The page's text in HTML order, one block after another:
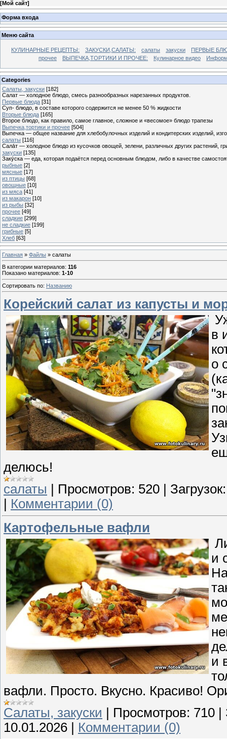
[Мой сайт]
Форма входа
Меню сайта
КУЛИНАРНЫЕ РЕЦЕПТЫ: ЗАКУСКИ,САЛАТЫ: салаты закуски
ПЕРВЫЕ
прочее
ВЫПЕЧКА,ТОРТИКИ И ПРОЧЕЕ: Кулинарное видео
Categories
Cалаты, закуски [182]
Салат — холодное блюдо, смесь разнообразных нарезанных продуктов.
Первые блюда [31]
Суп- блюдо, в составе которого содержится не менее 50 % жидкости
Вторые блюда [165]
Второе блюдо, как правило, самое главное, сложное и «весомое» блюдо трапезы
Выпечка,тортики и прочее [504]
Выпечка — общее название для хлебобулочных изделий и кондитерских изделий,
салаты [116]
Сала́т — холодное блюдо из кусочков овощей, зелени, различных других растений,
закуски [135]
Заку́ска — еда, которая подаётся перед основным блюдом, либо в качестве
рыбные [2]
мясные [17]
из птицы [68]
овощные [10]
из мяса [41]
из макарон [10]
из рыбы [32]
прочее [49]
сладкие [299]
не сладкие [199]
грибные [5]
Хлеб [63]
Главная » Файлы » салаты
В категории материалов: 116
Показано материалов: 1-10
Сортировать по: Названию
Корейский салат из капусты и
в
о
делюсь!
салаты | Просмотров: 520 | Загрузок:
| Комментарии (0)
Картофельные вафли
и
и
вафли. Просто. Вкусно. Красиво!
Cалаты, закуски
Просмотров: 710
10.01.2026
Комментарии (0)